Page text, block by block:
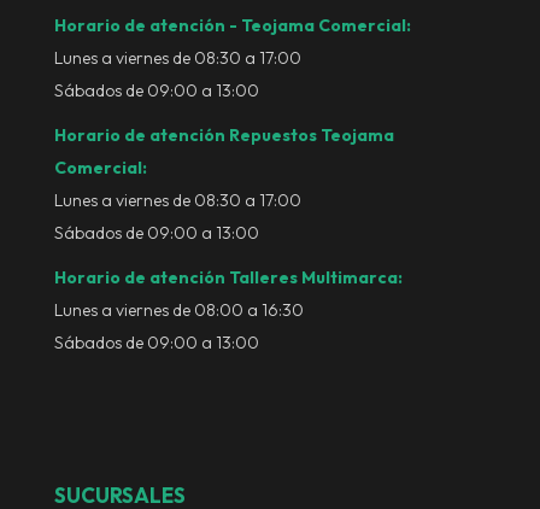
Horario de atención - Teojama Comercial:
Lunes a viernes de 08:30 a 17:00
Sábados de 09:00 a 13:00
Horario de atención Repuestos Teojama
Comercial:
Lunes a viernes de 08:30 a 17:00
Sábados de 09:00 a 13:00
Horario de atención Talleres Multimarca:
Lunes a viernes de 08:00 a 16:30
Sábados de 09:00 a 13:00
SUCURSALES